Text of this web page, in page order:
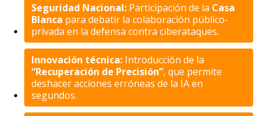
Seguridad Nacional: Participación de la Casa
Blanca para debatir la colaboración público-
privada en la defensa contra ciberataques.
Innovación técnica: Introducción de la
“Recuperación de Precisión”, que permite
deshacer acciones erróneas de la IA en
segundos.